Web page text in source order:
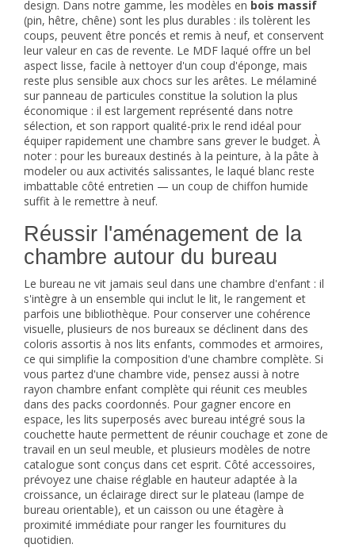
design. Dans notre gamme, les modèles en bois massif
(pin, hêtre, chêne) sont les plus durables : ils tolèrent les
coups, peuvent être poncés et remis à neuf, et conservent
leur valeur en cas de revente. Le MDF laqué offre un bel
aspect lisse, facile à nettoyer d'un coup d'éponge, mais
reste plus sensible aux chocs sur les arêtes. Le mélaminé
sur panneau de particules constitue la solution la plus
économique : il est largement représenté dans notre
sélection, et son rapport qualité-prix le rend idéal pour
équiper rapidement une chambre sans grever le budget. À
noter : pour les bureaux destinés à la peinture, à la pâte à
modeler ou aux activités salissantes, le laqué blanc reste
imbattable côté entretien — un coup de chiffon humide
suffit à le remettre à neuf.
Réussir l'aménagement de la
chambre autour du bureau
Le bureau ne vit jamais seul dans une chambre d'enfant : il
s'intègre à un ensemble qui inclut le lit, le rangement et
parfois une bibliothèque. Pour conserver une cohérence
visuelle, plusieurs de nos bureaux se déclinent dans des
coloris assortis à nos lits enfants, commodes et armoires,
ce qui simplifie la composition d'une chambre complète. Si
vous partez d'une chambre vide, pensez aussi à notre
rayon chambre enfant complète qui réunit ces meubles
dans des packs coordonnés. Pour gagner encore en
espace, les lits superposés avec bureau intégré sous la
couchette haute permettent de réunir couchage et zone de
travail en un seul meuble, et plusieurs modèles de notre
catalogue sont conçus dans cet esprit. Côté accessoires,
prévoyez une chaise réglable en hauteur adaptée à la
croissance, un éclairage direct sur le plateau (lampe de
bureau orientable), et un caisson ou une étagère à
proximité immédiate pour ranger les fournitures du
quotidien.